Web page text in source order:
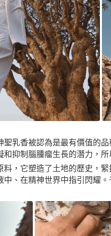
聖乳香被認為是最有價值的
抑制腦腫瘤生長的潛力，所
料，它塑造了土地的歷史，
、在精神世界中指引閃耀